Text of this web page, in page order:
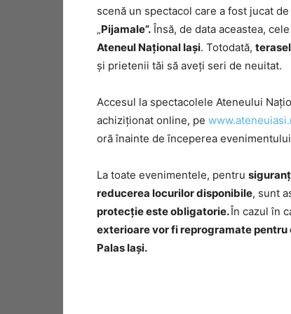
scenă un spectacol care a fost jucat
„Pijamale”. Însă, de data aceastea,
Ateneul Național Iași. Totodată,
și prietenii tăi să aveți seri de neuitat.
Accesul la spectacolele Ateneului
achiziționat online, pe
oră înainte de începerea
La toate evenimentele, pentru
reducerea locurilor disponibile, sunt
protecție este obligatorie.În cazul în
exterioare vor fi reprogramate pentru
Palas Iași.